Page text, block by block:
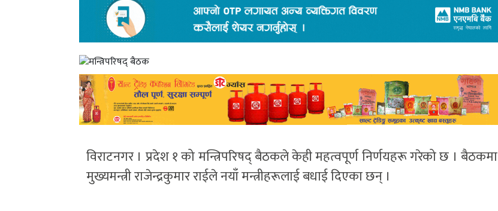
विराटनगर । प्रदेश १ को मन्त्रिपरिषद् बैठकले केही महत्वपूर्ण निर्णयहरू गरेको छ । बैठकमा
मुख्यमन्त्री राजेन्द्रकुमार राईले नयाँ मन्त्रीहरूलाई बधाई दिएका छन् ।